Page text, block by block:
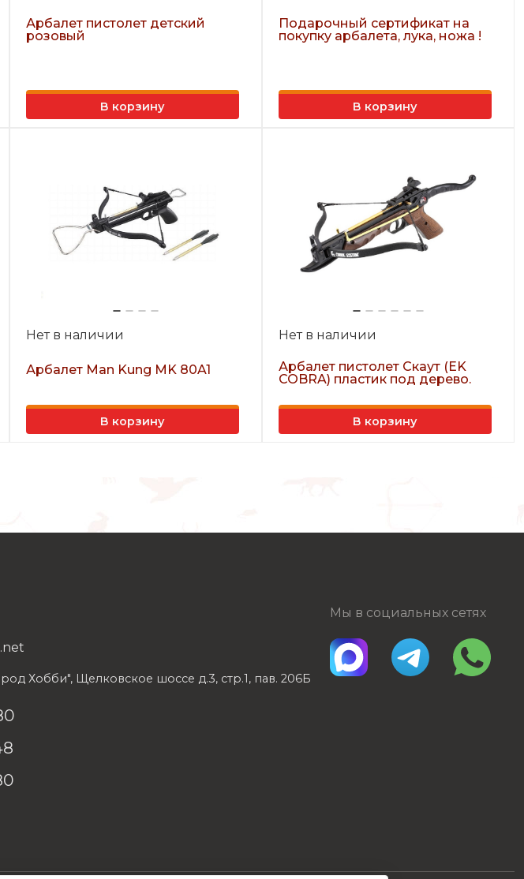
Арбалет пистолет детский
розовый
В корзину
Подарочный сертификат на
покупку арбалета, лука, ножа !
В корзину
Нет в наличии
Арбалет Man Kung MK 80A1
В корзину
Нет в наличии
Арбалет пистолет Скаут (EK
COBRA) пластик под дерево.
В корзину
Хобби", Щелковское шоссе д.3, стр.1, пав. 206Б
Мы в социальных сетях